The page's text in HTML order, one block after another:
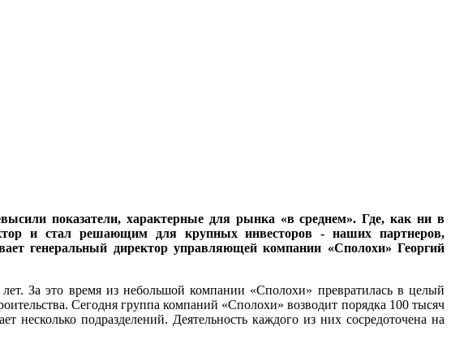
показатели, характерные для рынка «в среднем». Где, как ни в
и стал решающим для крупных инвесторов - наших партнеров,
генеральный директор управляющей компании «Сполохи» Георгий
лет.За это время из небольшой компании «Сполохи» превратилась в целый
Сегодня группа компаний «Сполохи» возводит порядка 100 тысяч
несколько подразделений. Деятельность каждого из них сосредоточена на